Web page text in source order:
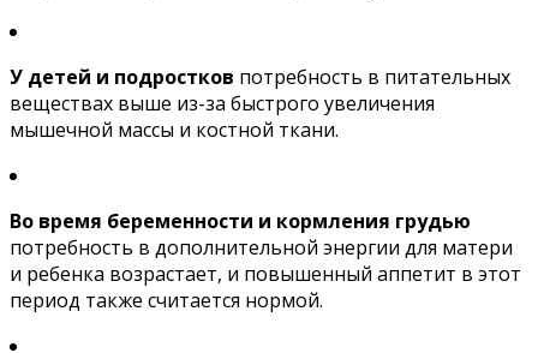
У детей и подростков потребность в питательных
веществах выше из-за быстрого увеличения
мышечной массы и костной ткани.
Во время беременности и кормления грудью
потребность в дополнительной энергии для матери
и ребенка возрастает, и повышенный аппетит в этот
период также считается нормой.